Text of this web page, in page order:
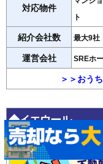
対応物件
ト
紹介会社数 最大9社
運営会社 SREホ
＞＞おう
◆イエウール